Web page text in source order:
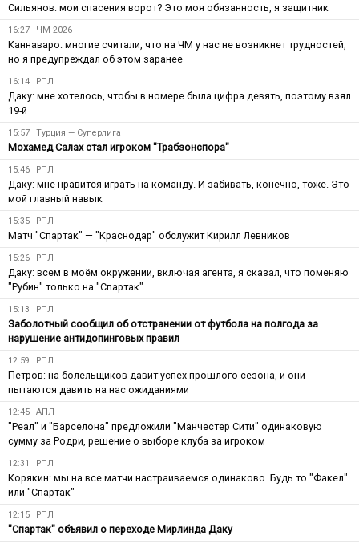
Сильянов: мои спасения ворот? Это моя обязанность, я защитник
16:27 ЧМ-2026
Каннаваро: многие считали, что на ЧМ у нас не возникнет трудностей,
но я предупреждал об этом заранее
16:14 РПЛ
Даку: мне хотелось, чтобы в номере была цифра девять, поэтому взял
19-й
15:57 Турция — Суперлига
Мохамед Салах стал игроком "Трабзонспора"
15:46 РПЛ
Даку: мне нравится играть на команду. И забивать, конечно, тоже. Это
мой главный навык
15:35 РПЛ
Матч "Спартак" — "Краснодар" обслужит Кирилл Левников
15:26 РПЛ
Даку: всем в моём окружении, включая агента, я сказал, что поменяю
"Рубин" только на "Спартак"
15:13 РПЛ
Заболотный сообщил об отстранении от футбола на полгода за
нарушение антидопинговых правил
12:59 РПЛ
Петров: на болельщиков давит успех прошлого сезона, и они
пытаются давить на нас ожиданиями
12:45 АПЛ
"Реал" и "Барселона" предложили "Манчестер Сити" одинаковую
сумму за Родри, решение о выборе клуба за игроком
12:31 РПЛ
Корякин: мы на все матчи настраиваемся одинаково. Будь то "Факел"
или "Спартак"
12:15 РПЛ
"Спартак" объявил о переходе Мирлинда Даку